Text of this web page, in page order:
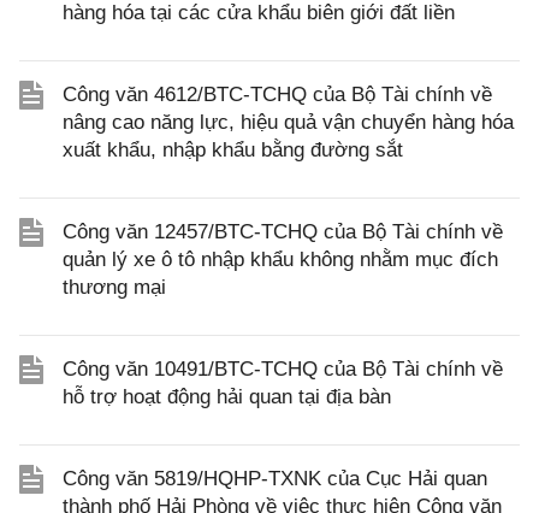
hàng hóa tại các cửa khẩu biên giới đất liền
Công văn 4612/BTC-TCHQ của Bộ Tài chính về
nâng cao năng lực, hiệu quả vận chuyển hàng hóa
xuất khẩu, nhập khẩu bằng đường sắt
Công văn 12457/BTC-TCHQ của Bộ Tài chính về
quản lý xe ô tô nhập khẩu không nhằm mục đích
thương mại
Công văn 10491/BTC-TCHQ của Bộ Tài chính về
hỗ trợ hoạt động hải quan tại địa bàn
Công văn 5819/HQHP-TXNK của Cục Hải quan
thành phố Hải Phòng về việc thực hiện Công văn